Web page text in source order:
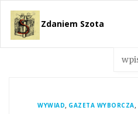
Zdaniem Szota
WYWIAD, GAZETA WYBORCZA,